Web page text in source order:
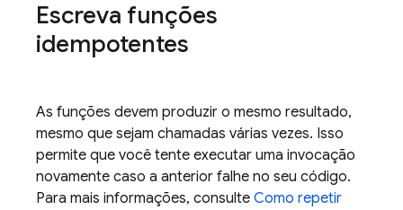
Escreva funções
idempotentes
As funções devem produzir o mesmo resultado,
mesmo que sejam chamadas várias vezes. Isso
permite que você tente executar uma invocação
novamente caso a anterior falhe no seu código.
Para mais informações, consulte Como repetir